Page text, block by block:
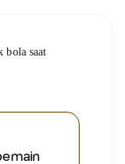
bola saat